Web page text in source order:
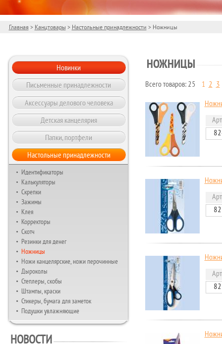
Главная > Канцтовары > Настольные принадлежности > Ножницы
Новинки
Письменные принадлежности
Аксессуары делового человека
Детская канцелярия
Папки, портфели
Настольные принадлежности
Идентификаторы
Калькуляторы
Скрепки
Зажимы
Клея
Корректоры
Скотч
Резинки для денег
Ножницы
Ножи канцелярские, ножи перочинные
Дыроколы
Степлеры, скобы
Штампы, краски
Стикеры, бумага для заметок
Подушки увлажняющие
НОВОСТИ
НОЖНИЦЫ
Всего товаров: 25 1 2 3